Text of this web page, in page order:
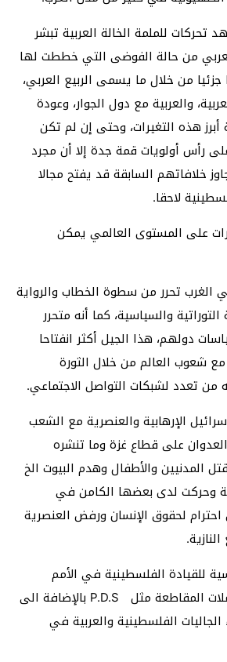
للملمة الخالة العربية تبشر
من حالة الفوضى التي خططت لها
من خلال ما يسمى الربيع العربي،
والعربية مع دول الجوار، وعودة
أبرز هذه التغيرات، وحتى إن لم تكن
رأس أولويات قمة جدة إلا أن مجرد
خلافاتهم السابقة قد يفتح مجالا
لاحقا.
على المستوى العالمي يمكن
الغرب تحرر من سطوة الخطاب والرواية
والسياسية، كما أنه متحرر
دولهم، هذا الجيل أكثر انفتاحا
شعوب العالم من خلال الثورة
من تعدد لشبكات التواصل الاجتماعي.
الإرهابية والعنصرية مع الشعب
على قطاع غزة وما تنشره
المدنيين والأطفال وهدم البيوت الخ
وحركت لدى بعضها الكامن في
لحقوق الإنسان ورفض العنصرية
للقيادة الفلسطينية في الأمم
المتحدة وخارجها وحملات المقاطعة مثل P.D.S بالإضافة الى
الفلسطينية والعربية في